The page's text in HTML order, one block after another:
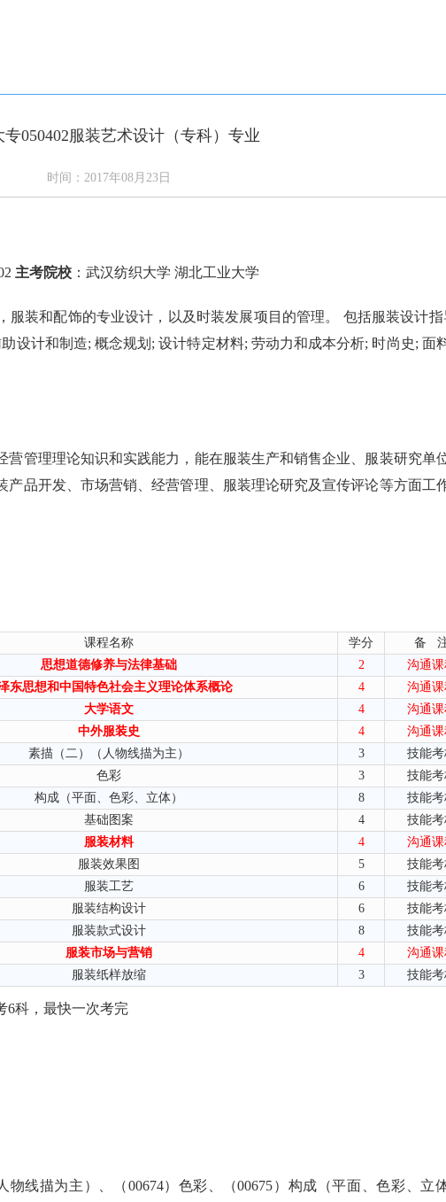
专050402服装艺术设计（专科）专业
时间：2017年08月23日
主考院校 ：武汉纺织大学 湖北工业大学
服装和配饰的专业设计，以及时装发展项目的管理。 包括服装设计指
设计和制造; 概念规划; 设计特定材料; 劳动力和成本分析; 时尚史; 面
管理理论知识和实践能力，能在服装生产和销售企业、服装研究单
产品开发、市场营销、经营管理、服装理论研究及宣传评论等方面工
课程名称 学分
备
思想道德修养与法律基础 2
沟通课
东思想和中国特色社会主义理论体系概论 4
沟通课
大学语文 4
沟通课
中外服装史 4
沟通课
素描（二）（人物线描为主） 3
技能考
色彩 3
技能考
构成（平面、色彩、立体） 8
技能考
基础图案 4
技能考
服装材料 4
沟通课
服装效果图 5
技能考
服装工艺 6
技能考
服装结构设计 6
技能考
服装款式设计 8
技能考
服装市场与营销 4
沟通课
服装纸样放缩 3 技能考
6科，最快一次考完
线描为主）、（00674）色彩、（00675）构成（平面、色彩、立体